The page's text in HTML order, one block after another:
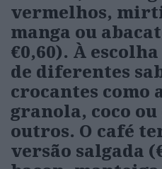
vermelhos,
manga ou
€0,60). À
de diferentes
crocantes como
granola, coco
outros. O café
versão salgada